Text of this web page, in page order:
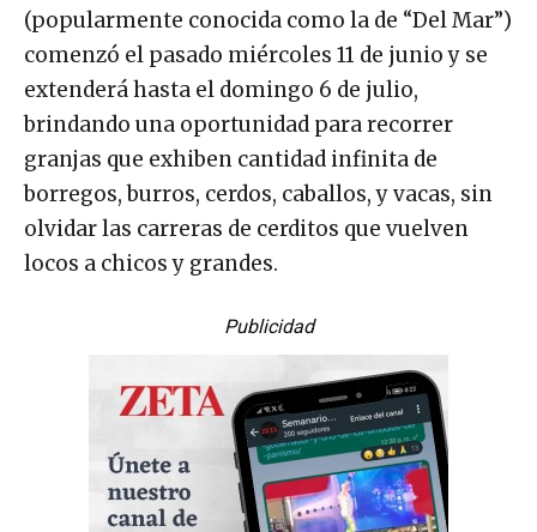
(popularmente conocida como la de “Del Mar”)
comenzó el pasado miércoles 11 de junio y se
extenderá hasta el domingo 6 de julio,
brindando una oportunidad para recorrer
granjas que exhiben cantidad infinita de
borregos, burros, cerdos, caballos, y vacas, sin
olvidar las carreras de cerditos que vuelven
locos a chicos y grandes.
Publicidad